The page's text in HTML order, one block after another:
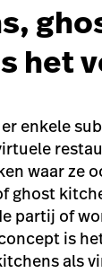
het
enkele
waar ze
ghost
partij of
is
als